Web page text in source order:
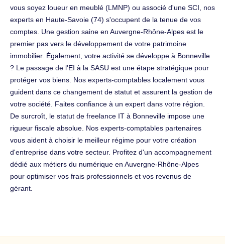
vous soyez loueur en meublé (LMNP) ou associé d'une SCI, nos
experts en Haute-Savoie (74) s'occupent de la tenue de vos
comptes. Une gestion saine en Auvergne-Rhône-Alpes est le
premier pas vers le développement de votre patrimoine
immobilier. Également, votre activité se développe à Bonneville
? Le passage de l'EI à la SASU est une étape stratégique pour
protéger vos biens. Nos experts-comptables localement vous
guident dans ce changement de statut et assurent la gestion de
votre société. Faites confiance à un expert dans votre région.
De surcroît, le statut de freelance IT à Bonneville impose une
rigueur fiscale absolue. Nos experts-comptables partenaires
vous aident à choisir le meilleur régime pour votre création
d'entreprise dans votre secteur. Profitez d'un accompagnement
dédié aux métiers du numérique en Auvergne-Rhône-Alpes
pour optimiser vos frais professionnels et vos revenus de
gérant.